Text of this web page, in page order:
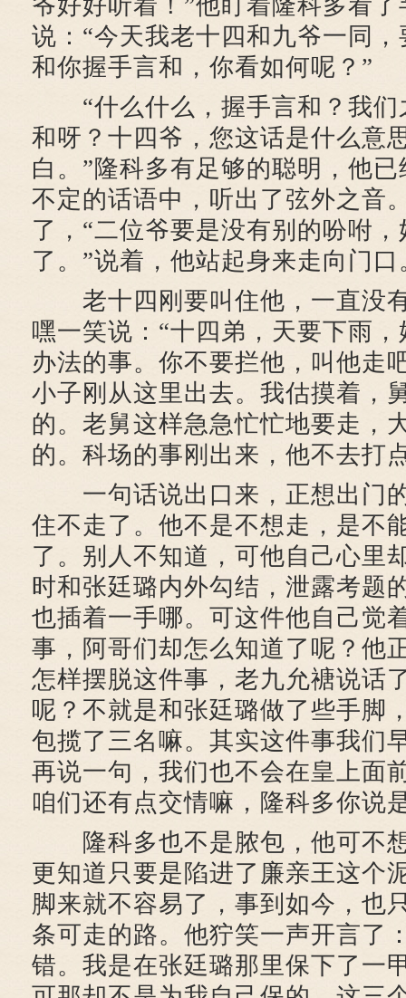
爷好好听着！”他盯着隆科多看
说：“今天我老十四和九爷一同
和你握手言和，你看如何呢？”
“什么什么，握手言和？我们
和呀？十四爷，您这话是什么意
白。”隆科多有足够的聪明，他
不定的话语中，听出了弦外之音
了，“二位爷要是没有别的吩咐
了。”说着，他站起身来走向门口
老十四刚要叫住他，一直没
嘿一笑说：“十四弟，天要下雨
办法的事。你不要拦他，叫他走
小子刚从这里出去。我估摸着，
的。老舅这样急急忙忙地要走，
的。科场的事刚出来，他不去打
一句话说出口来，正想出门
住不走了。他不是不想走，是不
了。别人不知道，可他自己心里
时和张廷璐内外勾结，泄露考题
也插着一手哪。可这件他自己觉
事，阿哥们却怎么知道了呢？他
怎样摆脱这件事，老九允禟说话
呢？不就是和张廷璐做了些手脚
包揽了三名嘛。其实这件事我们
再说一句，我们也不会在皇上面
咱们还有点交情嘛，隆科多你说
隆科多也不是脓包，他可不
更知道只要是陷进了廉亲王这个
脚来就不容易了，事到如今，也
条可走的路。他狞笑一声开言了
错。我是在张廷璐那里保下了一